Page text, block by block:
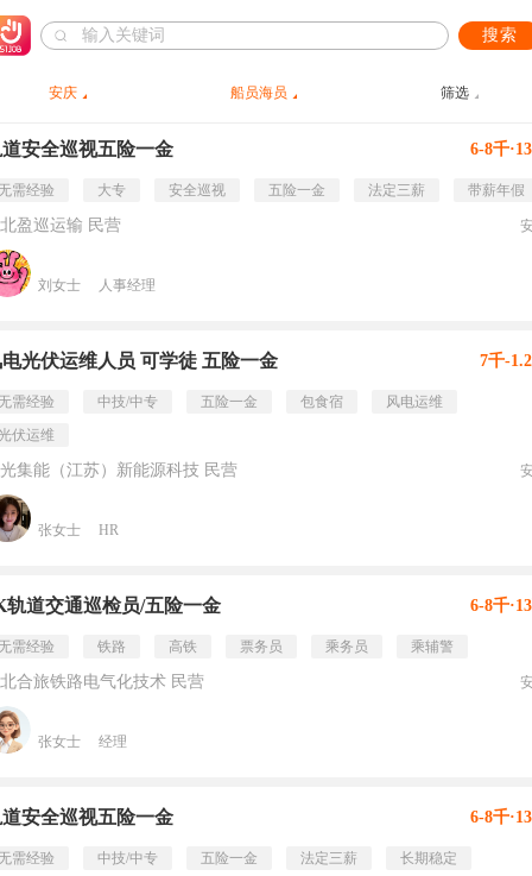
搜索
安庆 船员海员 筛选
安全巡视五险一金 6-8千
需经验 大专 安全巡视 五险一金 法定三薪 带薪年假
盈巡运输 民营
刘女士 人事经理
光伏运维人员 可学徒 五险一金 7千-
需经验 中技/中专 五险一金 包食宿
风电运维
伏运维
集能（江苏）新能源科技 民营
张女士 HR
轨道交通巡检员/五险一金 6-8千
需经验 铁路 高铁 票务员 乘务员 乘辅警
合旅铁路电气化技术 民营
张女士 经理
安全巡视五险一金 6-8千
需经验 中技/中专 五险一金 法定三薪
长期稳定